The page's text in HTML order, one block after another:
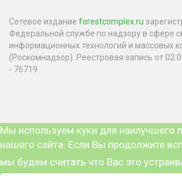
Сетевое издание forestcomplex.ru
Федеральной службе по надзору в сфере
информационных технологий и массовых
(Роскомнадзор). Реестровая запись от
- 76719.
Мы используем куки для наилучшего
нашего сайта. Если Вы продолжите
мы будем считать что Вас это